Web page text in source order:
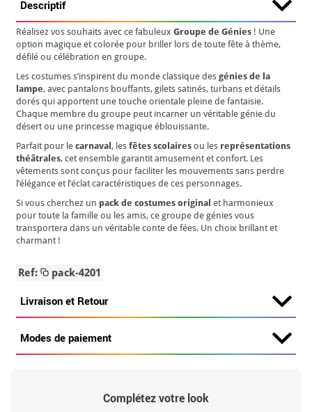
Descriptif
Réalisez vos souhaits avec ce fabuleuxGroupe de Génies ! Une
option magique et colorée pour briller lors de toute fête à thème,
défilé ou célébration en groupe.
Les costumes s’inspirent du monde classique desgénies de la
lampe, avec pantalons bouffants, gilets satinés, turbans et détails
dorés qui apportent une touche orientale pleine de fantaisie.
Chaque membre du groupe peut incarner un véritable génie du
désert ou une princesse magique éblouissante.
Parfait pour lecarnaval, lesfêtes scolaires ou les représentations
théâtrales, cet ensemble garantit amusement et confort. Les
vêtements sont conçus pour faciliter les mouvements sans perdre
l’élégance et l’éclat caractéristiques de ces personnages.
Si vous cherchez un pack de costumes original et harmonieux
pour toute la famille ou les amis, ce groupe de génies vous
transportera dans un véritable conte de fées. Un choix brillant et
charmant !
Ref: pack-4201
Livraison et Retour
Modes de paiement
Complétez votre look